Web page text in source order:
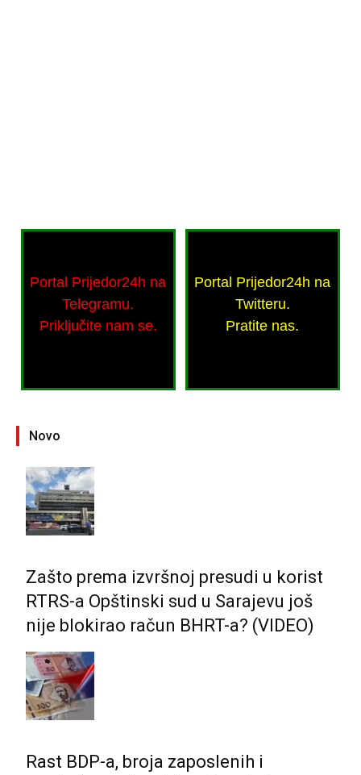
Portal Prijedor24h na
Telegramu.
Priključite nam se.
Portal Prijedor24h na
Twitteru.
Pratite nas.
Novo
Zašto prema izvršnoj presudi u korist
RTRS-a Opštinski sud u Sarajevu još
nije blokirao račun BHRT-a? (VIDEO)
Rast BDP-a, broja zaposlenih i